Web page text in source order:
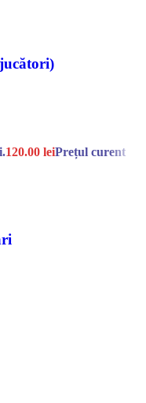
120.00 leiPrețul curent